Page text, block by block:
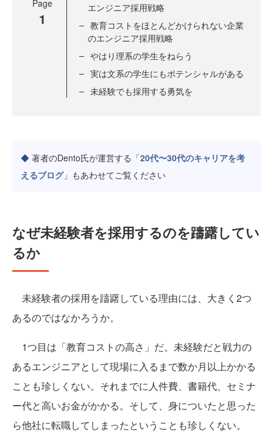
Page
1
エンジニア採用戦略
教育コストをほとんどかけられない企業
のエンジニア採用戦略
やはり理系の学生をねらう
実は文系の学生にもポテンシャルがある
未経験でも採用する勇気を
◆ 著者のDento氏が運営する「20代〜30代のキャリアを考
えるブログ」もあわせてご覧ください
なぜ未経験者を採用するのを躊躇してい
るか
未経験者の採用を躊躇している理由には、大きく2つ
あるのではなかろうか。
1つ目は「教育コストの高さ」だ。未経験だと戦力の
あるエンジニアとして現場に入るまで数か月以上かかる
ことも珍しくない。それまでに人件費、書籍代、セミナ
ー代と高いお金がかかる。そして、身についたと思った
ら他社に転職してしまったということも珍しくない。